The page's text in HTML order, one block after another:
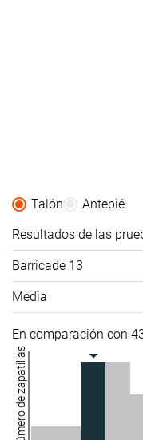
Talón
Antepié
Resultados de las
Barricade 13
Media
En comparación con
Número de zapatillas